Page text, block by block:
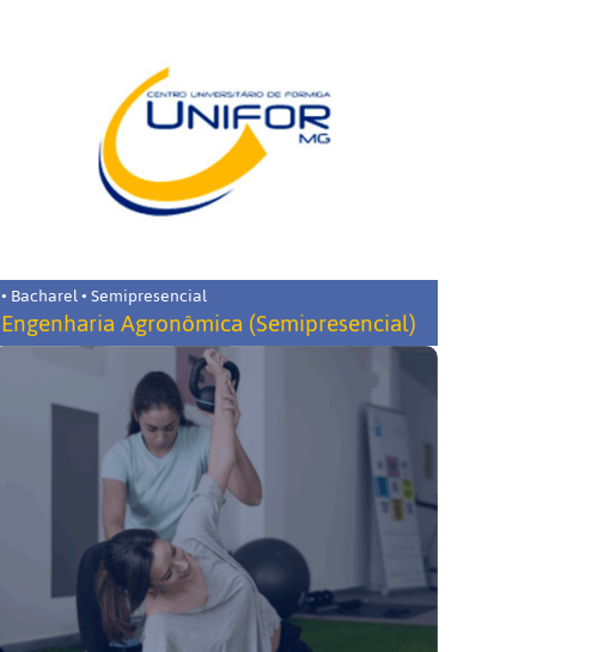
• Bacharel • Semipresencial
Engenharia Agronômica (Semipresencial)